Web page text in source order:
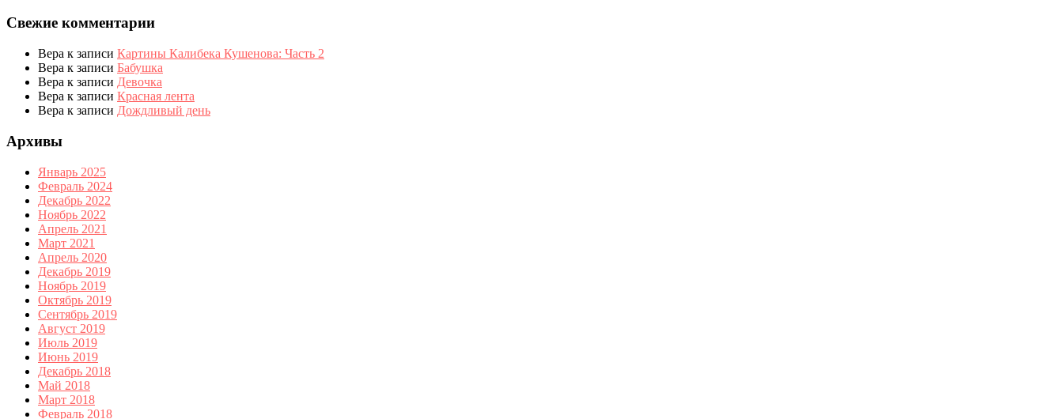
Свежие комментарии
Вера к записи Картины Калибека Кушенова: Часть 2
Вера к записи Бабушка
Вера к записи Девочка
Вера к записи Красная лента
Вера к записи Дождливый день
Архивы
Январь 2025
Февраль 2024
Декабрь 2022
Ноябрь 2022
Апрель 2021
Март 2021
Апрель 2020
Декабрь 2019
Ноябрь 2019
Октябрь 2019
Сентябрь 2019
Август 2019
Июль 2019
Июнь 2019
Декабрь 2018
Май 2018
Март 2018
Февраль 2018